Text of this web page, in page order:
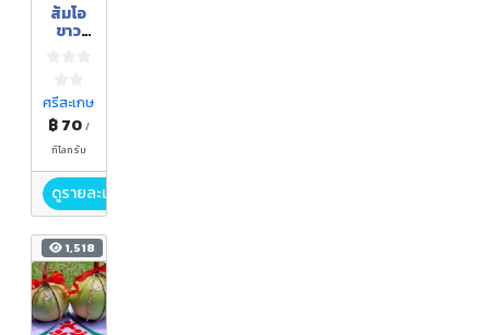
ส้มโอ
ขาว
ศรีสะเกษ
฿ 70 /
กิโลกรัม
ดูรายละเอียด
1,518